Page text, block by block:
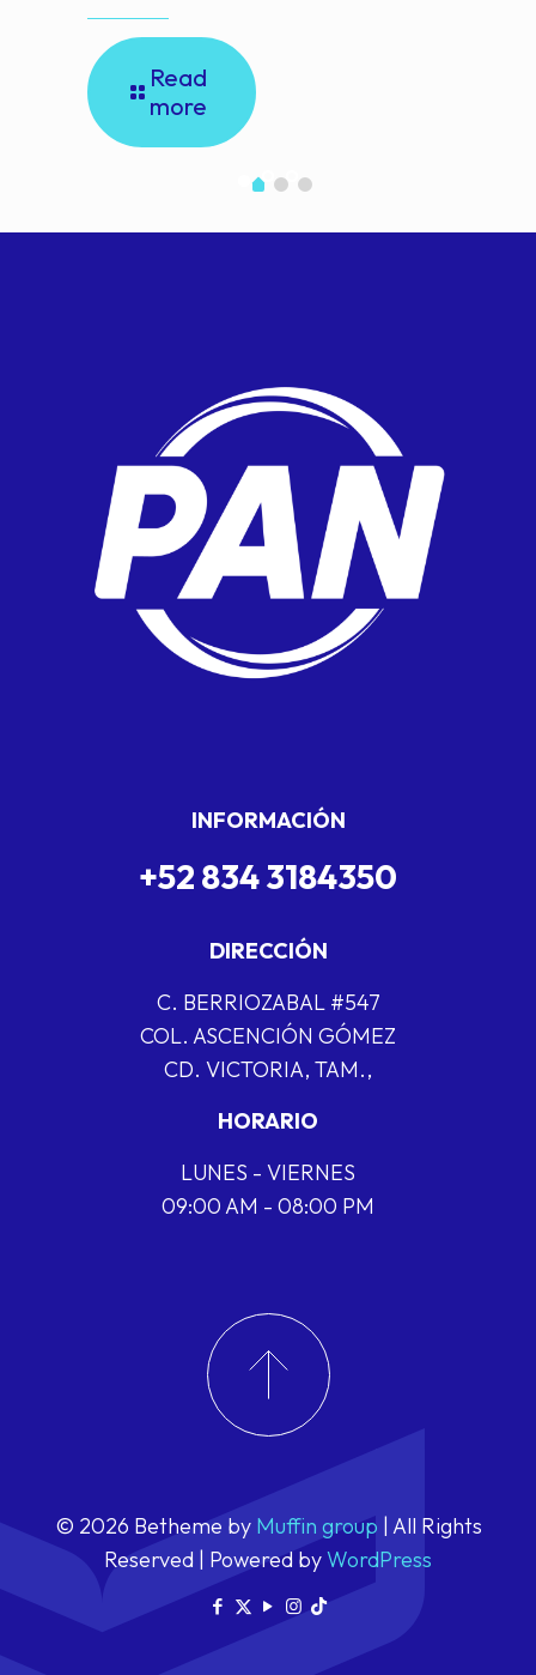
Read
more
INFORMACIÓN
+52 834 3184350
DIRECCIÓN
C. BERRIOZABAL #547
COL. ASCENCIÓN GÓMEZ
CD. VICTORIA, TAM.,
HORARIO
LUNES - VIERNES
09:00 AM - 08:00 PM
© 2026 Betheme by Muffin group | All Rights
Reserved | Powered byWordPress